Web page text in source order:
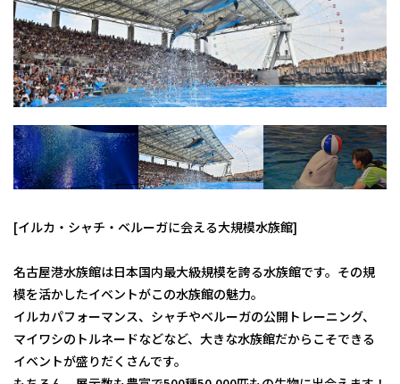
[イルカ・シャチ・ベルーガに会える大規模水族館]
名古屋港水族館は日本国内最大級規模を誇る水族館です。その規
模を活かしたイベントがこの水族館の魅力。
イルカパフォーマンス、シャチやベルーガの公開トレーニング、
マイワシのトルネードなどなど、大きな水族館だからこそできる
イベントが盛りだくさんです。